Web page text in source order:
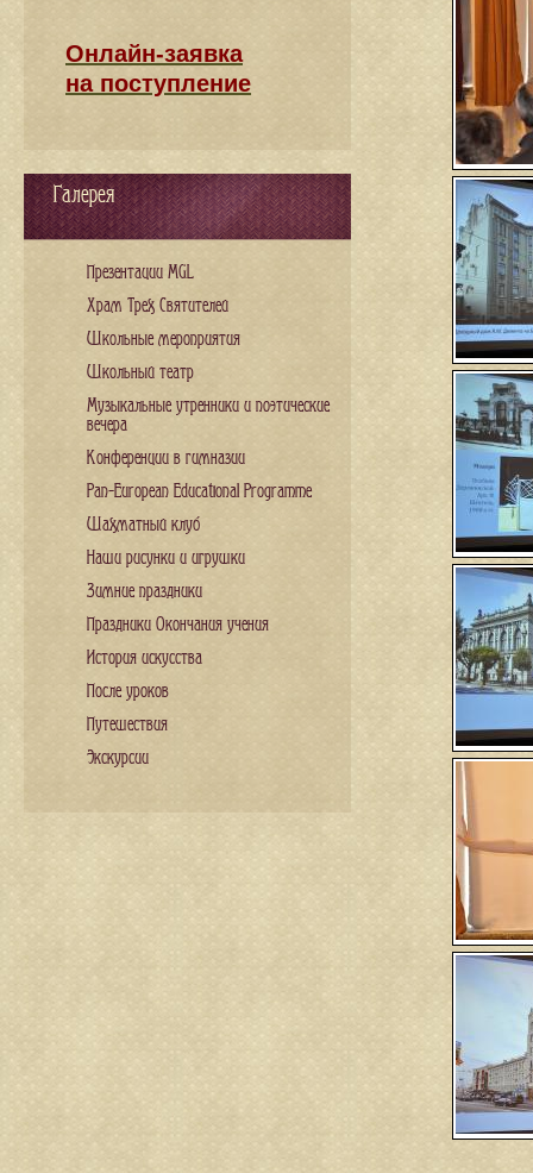
Онлайн-заявка
на поступление
Галерея
Презентации MGL
Храм Трех Святителей
Школьные мероприятия
Школьный театр
Музыкальные утренники и поэтические
вечера
Конференции в гимназии
Pan-European Educational Programme
Шахматный клуб
Наши рисунки и игрушки
Зимние праздники
Праздники Окончания учения
История искусства
После уроков
Путешествия
Экскурсии